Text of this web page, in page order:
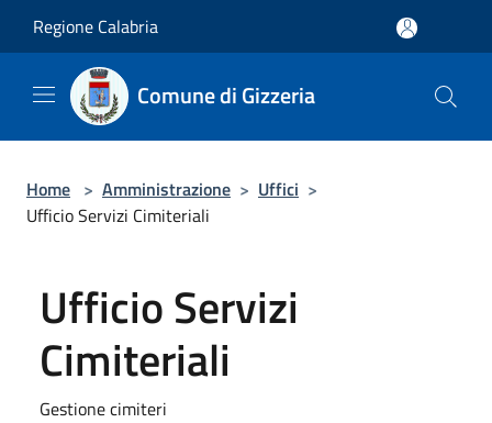
Regione Calabria
Comune di Gizzeria
Home > Amministrazione > Uffici >
Ufficio Servizi Cimiteriali
Ufficio Servizi
Cimiteriali
Gestione cimiteri